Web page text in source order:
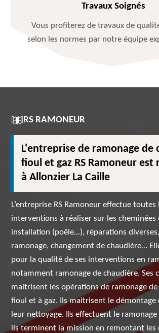
Travaux Soignés
Vous profiterez de travaux de
selon les normes par notre équipe
RS RAMONEUR
L'entreprise de ramonage de
fioul et gaz RS Ramoneur est
à Allonzier La Caille
L’entreprise RS Ramoneur effectue toutes
interventions à réaliser sur les cheminées
installation (poêle…), réparations
ramonage, changement de chaudière…
pour la qualité de ses interventions en
notamment ramonage de chaudière. Ses
maitrisent les opérations de ramonage de
fioul et à gaz. Ils maitrisent le démontage
leur nettoyage. Ils effectuent le
ils terminent la mission en remontant les